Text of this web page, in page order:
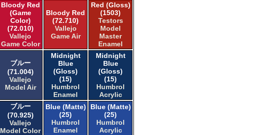
Bloody Red
(Game
Color)
(72.010)
Vallejo
Game Color
Bloody Red
(72.710)
Vallejo
Game Air
Red (Gloss)
(1503)
Testors
Model
Master
Enamel
ブルー
(71.004)
Vallejo
Model Air
Midnight
Blue
(Gloss)
(15)
Humbrol
Enamel
Midnight
Blue
(Gloss)
(15)
Humbrol
Acrylic
ブルー
(70.925)
Vallejo
Model Color
Blue (Matte)
(25)
Humbrol
Enamel
Blue (Matte)
(25)
Humbrol
Acrylic